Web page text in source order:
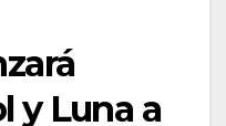
y Luna a